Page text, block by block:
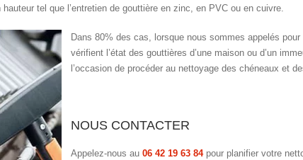
tel que l’entretien de gouttière en zinc, en PVC ou en cuivre.
Dans 80% des cas, lorsque nous sommes appelés pour
vérifient l’état des gouttières d’une maison ou d’un
l’occasion de procéder au nettoyage des chéneaux et
NOUS CONTACTER
Appelez-nous au 06 42 19 63 84pour planifier votre